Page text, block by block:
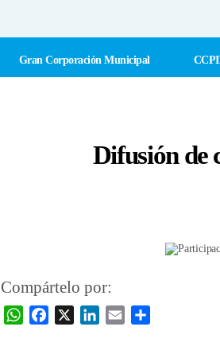
Gran Corporación Municipal
Difusión de
Compártelo por:
W
X
L